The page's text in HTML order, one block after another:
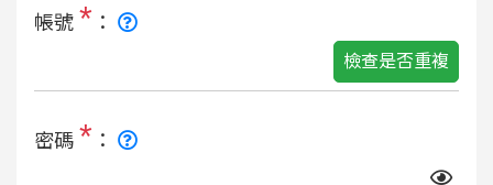
帳號 * ：
檢查是否重複
密碼 * ：